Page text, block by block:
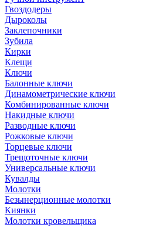
Гвоздодеры
Дыроколы
Заклепочники
Зубила
Кирки
Клещи
Ключи
Балонные ключи
Динамометрические ключи
Комбинированные ключи
Накидные ключи
Разводные ключи
Рожковые ключи
Торцевые ключи
Трещоточные ключи
Универсальные ключи
Кувалды
Молотки
Безынерционные молотки
Киянки
Молотки кровельщика